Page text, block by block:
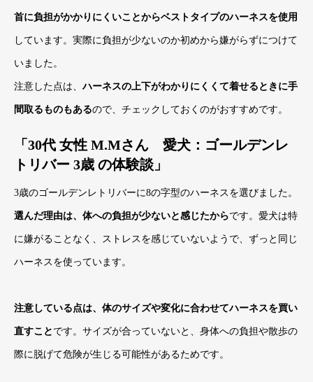
首に負担がかかりにくいことからベストタイプのハーネスを使用
しています。実際に負担が少ないのか初めから嫌がらずにつけて
いました。
注意した点は、ハーネスの上下がわかりにくくて着せるときに手
間取るものもあるので、チェックしておくのがおすすめです。
「30代 女性 M.Mさん 愛犬：ゴールデンレ
トリバー 3歳 の体験談」
3歳のゴールデンレトリバーに8の字型のハーネスを選びました。
選んだ理由は、体への負担が少ないと感じたからです。愛犬は特
に嫌がることなく、ストレスを感じていないようで、ずっと同じ
ハーネスを使っています。
注意している点は、体のサイズや変化に合わせてハーネスを買い
直すこと です。サイズが合っていないと、身体への負担や散歩の
際に脱げて危険が生じる可能性があるためです。